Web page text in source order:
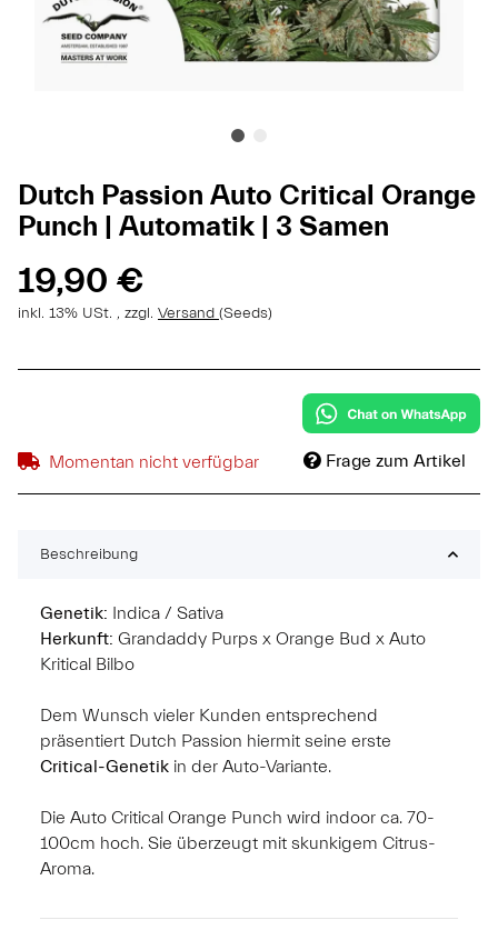
Dutch Passion Auto Critical Orange
Punch | Automatik | 3 Samen
19,90 €
inkl. 13% USt. , zzgl. Versand (Seeds)
Momentan nicht verfügbar Frage zum Artikel
Beschreibung
Genetik: Indica / Sativa
Herkunft: Grandaddy Purps x Orange Bud x Auto
Kritical Bilbo
Dem Wunsch vieler Kunden entsprechend
präsentiert Dutch Passion hiermit seine erste
Critical-Genetik in der Auto-Variante.
Die Auto Critical Orange Punch wird indoor ca. 70-
100cm hoch. Sie überzeugt mit skunkigem Citrus-
Aroma.